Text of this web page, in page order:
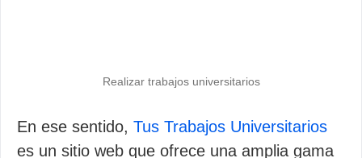
Realizar trabajos universitarios
En ese sentido, Tus Trabajos Universitarios
es un sitio web que ofrece una amplia gama